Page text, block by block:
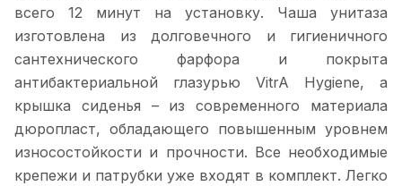
всего 12 минут на установку. Чаша унитаза
изготовлена из долговечного и гигиеничного
сантехнического фарфора и покрыта
антибактериальной глазурью VitrA Hygiene, а
крышка сиденья – из современного материала
дюропласт, обладающего повышенным уровнем
износостойкости и прочности. Все необходимые
крепежи и патрубки уже входят в комплект. Легко